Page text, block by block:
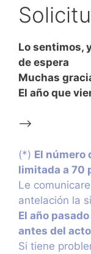
Lo sentimos,
de espera
Muchas
El año que
–>
(*) El número
limitada a 70
Le
antelación la
El año
antes del acto
Si tiene